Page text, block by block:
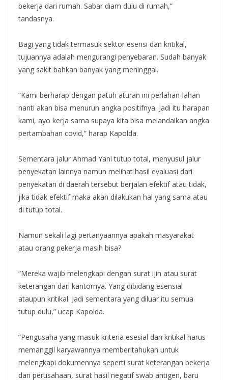
bekerja dari rumah. Sabar diam dulu di rumah,”
tandasnya.
Bagi yang tidak termasuk sektor esensi dan kritikal,
tujuannya adalah mengurangi penyebaran. Sudah banyak
yang sakit bahkan banyak yang meninggal.
“Kami berharap dengan patuh aturan ini perlahan-lahan
nanti akan bisa menurun angka positifnya. Jadi itu harapan
kami, ayo kerja sama supaya kita bisa melandaikan angka
pertambahan covid,” harap Kapolda.
Sementara jalur Ahmad Yani tutup total, menyusul jalur
penyekatan lainnya namun melihat hasil evaluasi dari
penyekatan di daerah tersebut berjalan efektif atau tidak,
jika tidak efektif maka akan dilakukan hal yang sama atau
di tutup total.
Namun sekali lagi pertanyaannya apakah masyarakat
atau orang pekerja masih bisa?
“Mereka wajib melengkapi dengan surat ijin atau surat
keterangan dari kantornya. Yang dibidang esensial
ataupun kritikal. Jadi sementara yang diluar itu semua
tutup dulu,” ucap Kapolda.
“Pengusaha yang masuk kriteria esesial dan kritikal harus
memanggil karyawannya memberitahukan untuk
melengkapi dokumennya seperti surat keterangan bekerja
dari perusahaan, surat hasil negatif swab antigen, baru